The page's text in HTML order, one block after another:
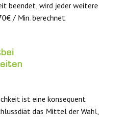
beendet, wird jeder weitere
/ Min. berechnet.
bei
ist eine konsequent
das Mittel der Wahl,